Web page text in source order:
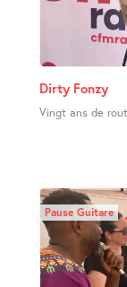
Dirty Fonzy
Vingt ans de
Pause Guitare